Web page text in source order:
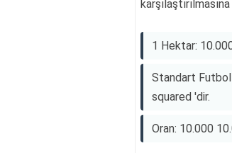
1 Hektar:
Standart Futbol
squared 'dir.
Oran: 10.000